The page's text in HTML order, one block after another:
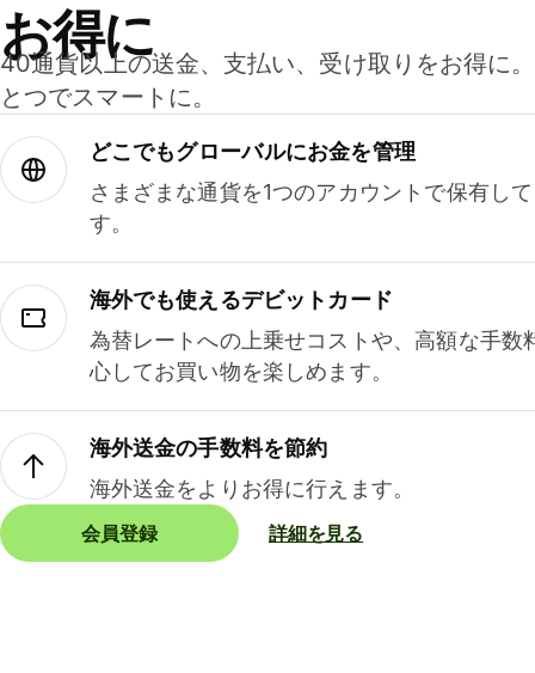
お得に
40通貨以上の送金、支払い、受け取りをお得に
とつでスマートに。
どこでもグ⁠ロ⁠ー⁠バ⁠ルにお金を管理
さまざまな通貨を1つのアカウントで保有し
す。
海外でも使えるデビットカード
為替レートへの上乗せコストや、高額な手数
心してお買い物を楽しめます。
海外送金の手数料を節約
海外送金をよりお得に行えます。
会員登録 詳細を見る